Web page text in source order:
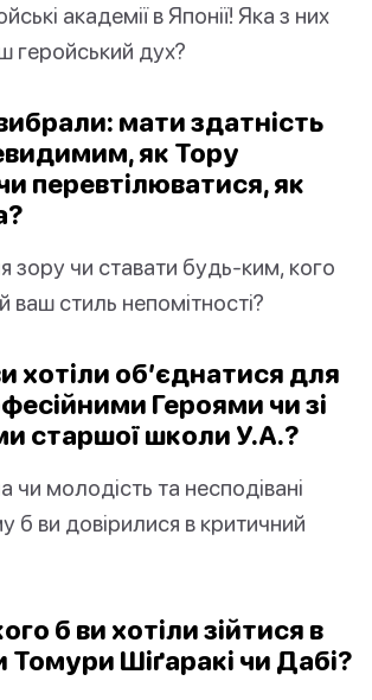
академії в Японії! Яка з них
геройський дух?
мати здатність
як Тору
перевтілюватися, як
зору чи ставати будь-ким, кого
ваш стиль непомітності?
хотіли об’єднатися для
Героями чи зі
старшої школи У.А.?
чи молодість та несподівані
б ви довірилися в критичний
б ви хотіли зійтися в
Шіґаракі чи Дабі?